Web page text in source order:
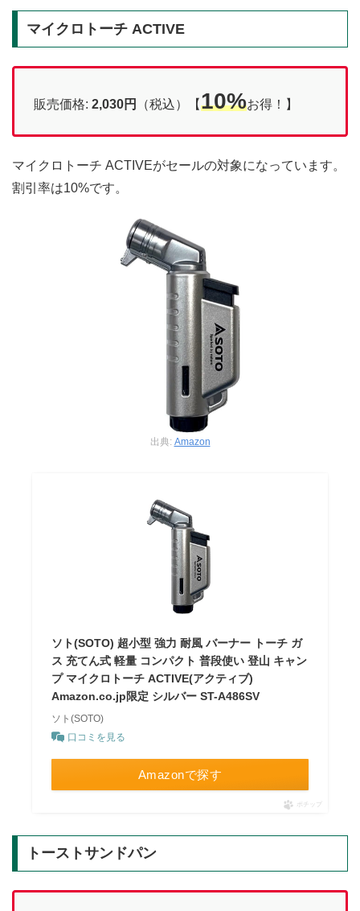
マイクロトーチ ACTIVE
販売価格: 2,030円 （税込）【10%お得！】
マイクロトーチ ACTIVEがセールの対象になっています。
割引率は10%です。
出典: Amazon
ソト(SOTO) 超小型 強力 耐風 バーナー トーチ ガ
ス 充てん式 軽量 コンパクト 普段使い 登山 キャン
プ マイクロトーチ ACTIVE(アクティブ)
Amazon.co.jp限定 シルバー ST-A486SV
ソト(SOTO)
口コミを見る
Amazonで探す
ポチップ
トーストサンドパン